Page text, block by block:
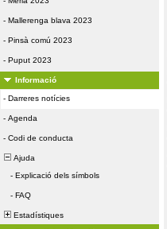
- Mallerenga blava 2023
- Pinsà comú 2023
- Puput 2023
Informació
- Darreres notícies
- Agenda
- Codi de conducta
Ajuda
- Explicació dels símbols
- FAQ
Estadístiques